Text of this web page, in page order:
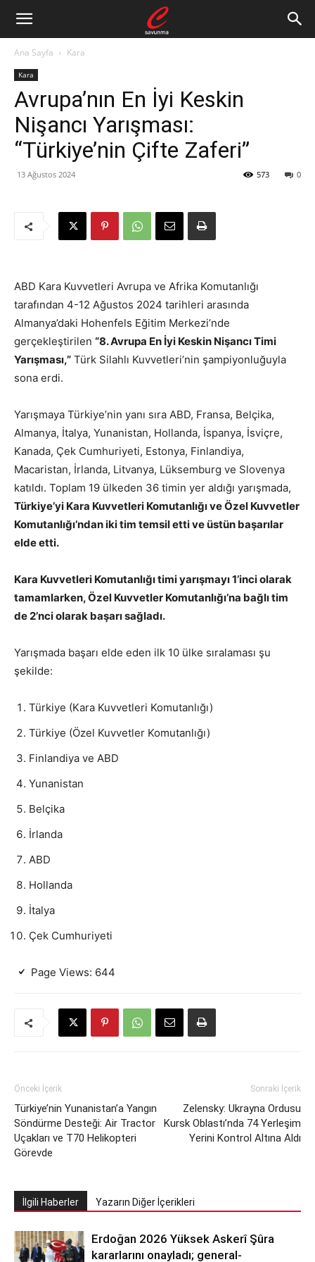
Ana Sayfa Kara
Kara
Avrupa’nın En İyi Keskin
Nişancı Yarışması:
“Türkiye’nin Çifte Zaferi”
13 Ağustos 2024 0
573
ABD Kara Kuvvetleri Avrupa ve Afrika Komutanlığı
tarafından 4-12 Ağustos 2024 tarihleri arasında
Almanya’daki Hohenfels Eğitim Merkezi’nde
gerçekleştirilen “8. Avrupa En İyi Keskin Nişancı Timi
Yarışması,” Türk Silahlı Kuvvetleri’nin şampiyonluğuyla
sona erdi.
Yarışmaya Türkiye’nin yanı sıra ABD, Fransa, Belçika,
Almanya, İtalya, Yunanistan, Hollanda, İspanya, İsviçre,
Kanada, Çek Cumhuriyeti, Estonya, Finlandiya,
Macaristan, İrlanda, Litvanya, Lüksemburg ve Slovenya
katıldı. Toplam 19 ülkeden 36 timin yer aldığı yarışmada,
Türkiye’yi Kara Kuvvetleri Komutanlığı ve Özel Kuvvetler
Komutanlığı’ndan iki tim temsil etti ve üstün başarılar
elde etti.
Kara Kuvvetleri Komutanlığı timi yarışmayı 1’inci olarak
tamamlarken, Özel Kuvvetler Komutanlığı’na bağlı tim
de 2’nci olarak başarı sağladı.
Yarışmada başarı elde eden ilk 10 ülke sıralaması şu
şekilde:
Türkiye (Kara Kuvvetleri Komutanlığı)
Türkiye (Özel Kuvvetler Komutanlığı)
Finlandiya ve ABD
Yunanistan
Belçika
İrlanda
ABD
Hollanda
İtalya
Çek Cumhuriyeti
Page Views: 644
Önceki İçerik
Türkiye’nin Yunanistan’a Yangın
Söndürme Desteği: Air Tractor
Uçakları ve T70 Helikopteri
Görevde
Sonraki İçerik
Zelensky: Ukrayna Ordusu
Kursk Oblastı’nda 74 Yerleşim
Yerini Kontrol Altına Aldı
İlgili Haberler Yazarın Diğer İçerikleri
Erdoğan 2026 Yüksek Askerî Şûra
kararlarını onayladı; general-